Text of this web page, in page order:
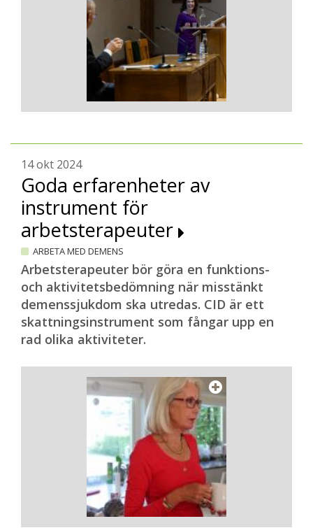
14 okt 2024
Goda erfarenheter av
instrument för
arbetsterapeuter
ARBETA MED DEMENS
Arbetsterapeuter bör göra en funktions-
och aktivitetsbedömning när misstänkt
demenssjukdom ska utredas. CID är ett
skattningsinstrument som fångar upp en
rad olika aktiviteter.